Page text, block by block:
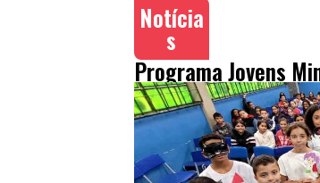
Notícia
s
Programa Jovens